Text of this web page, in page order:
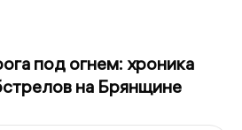
под огнем: хроника
на Брянщине